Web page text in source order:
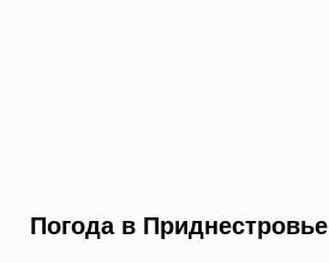
Погода в Приднестровье